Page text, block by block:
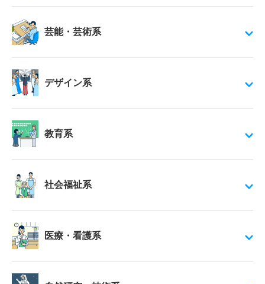
芸能・芸術系
デザイン系
教育系
社会福祉系
医療・看護系